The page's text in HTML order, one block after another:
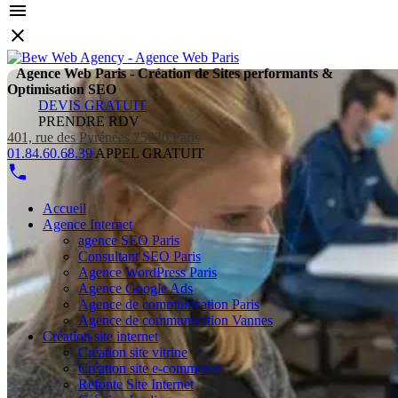
Agence Web Paris - Création de Sites performants &
Optimisation SEO
DEVIS GRATUIT
PRENDRE RDV
401, rue des Pyrénées 75020 Paris
01.84.60.68.39 APPEL GRATUIT
Accueil
Agence Internet
agence SEO Paris
Consultant SEO Paris
Agence WordPress Paris
Agence Google Ads
Agence de communication Paris
Agence de communication Vannes
Création site internet
Création site vitrine
Création site e-commerce
Refonte Site Internet